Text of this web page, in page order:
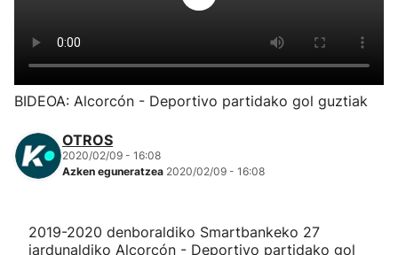
Atletismoa
Mendi-lasterketak
BIDEOA: Alcorcón - Deportivo partidako gol guztiak
OTROS
2020/02/09 - 16:08
Azken eguneratzea 2020/02/09 - 16:08
2019-2020 denboraldiko Smartbankeko 27
jardunaldiko Alcorcón - Deportivo partidako gol